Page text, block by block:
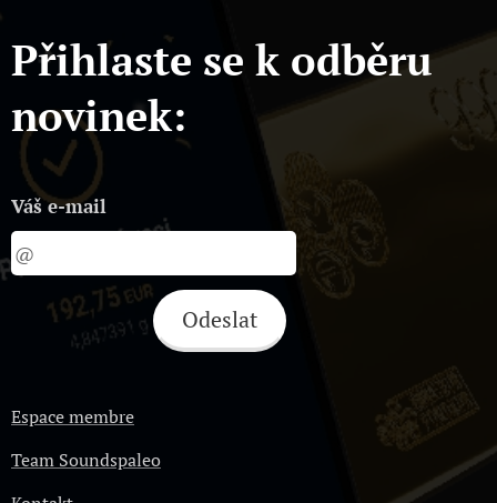
Přihlaste se k odběru
novinek:
Váš e-mail
Odeslat
Espace membre
Team Soundspaleo